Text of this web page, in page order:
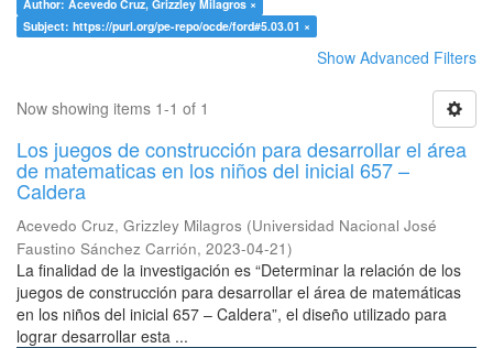
Author: Acevedo Cruz, Grizzley Milagros ×
Subject: https://purl.org/pe-repo/ocde/ford#5.03.01 ×
Show Advanced Filters
Now showing items 1-1 of 1
Los juegos de construcción para desarrollar el área
de matematicas en los niños del inicial 657 –
Caldera
Acevedo Cruz, Grizzley Milagros (Universidad Nacional José
Faustino Sánchez Carrión, 2023-04-21)
La finalidad de la investigación es “Determinar la relación de los
juegos de construcción para desarrollar el área de matemáticas
en los niños del inicial 657 – Caldera”, el diseño utilizado para
lograr desarrollar esta ...